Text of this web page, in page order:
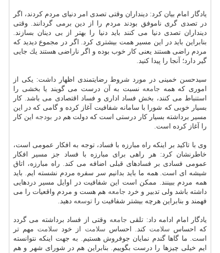
یادگار امام بیان كرد: دینداران وقتی تصدی امر دنیای مردم كردند، اگر
در تصدی گری ناموفق بودند مردم را از دین برمی گردانند. وقتی
دینداران تصدی دنیا می كنند باید دنیا را بهتر از بی دینان بسازند.
بنابراین باید در این مسیر همت بیشتری كرد. اگر در مجموع دیدید كه
مردم راضی هستند یعنی كار خوب بوده و اگر ناراضی هستند یك جایی
گیر دارد؛ آنجا را پیدا كنید.
سیدحسن خمینی در مورد شروط رضایتمندی اظهار داشت: یكی از
اموری كه همه جامعه نسبت به آن درست می گویند یا بخشی را
استنباط می كنند، بخش فساد اداری و فساد اقتصادی می باشد. كار
بسیار خوبی كه شورا با سامانه شفافیت آغاز كرده و گامی كه در این
مسیر برداشته بسیار كار درستی است كه دولت هم در بودجه این كار
را آغاز كرده است.
وی با تاكید بر اینكه راه مبارزه با فساد، توجه به افكار عمومی است،
خاطرنشان كرد: هر راهی برای مبارزه با فساد جز مسیر افكار
عمومی فسادی بر فسادهای قبلی اضافه می كند. راه مبارزه، اتاق
شیشه ای است. همه ما باید بدانیم سر سفره مردم نشسته ایم. باید
همه مردم ببینند. ممكن است این شفافیت در اوایل مسیر دردهایی
داشته باشد ولی تدبیر و خرد جامعه هم هست و مردم واقعیات را می
فهمند و بنابراین هرچه بیشتر شفافیت را توسعه دهید.
یادگار امام ادامه داد: تلقی جامعه وقتی از فساد برداشته می گردد
كه احساس سلامت كند. احساس سلامت از خود سلامت مهم تر
است. ما گاها گندم نمایان جوفروش هستیم. به جهت اینكه نتوانسته
ایم خیلی چیزها را درست بگوییم. بنابراین هم در شورای شهر و هم